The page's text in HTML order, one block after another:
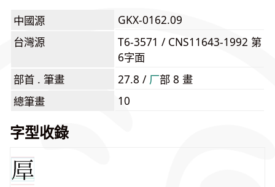
中國源
GKX-0162.09
台灣源
T6-3571 / CNS11643-1992 第
6字面
部首 . 筆畫
27.8 / ⼚部 8 畫
總筆畫
10
字型收錄